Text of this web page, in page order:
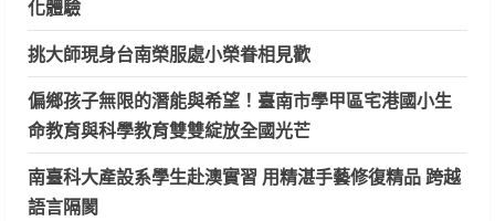
化體驗
挑大師現身台南榮服處小榮眷相見歡
偏鄉孩子無限的潛能與希望！臺南市學甲區宅港國小生
命教育與科學教育雙雙綻放全國光芒
南臺科大產設系學生赴澳實習 用精湛手藝修復精品 跨越
語言隔閡